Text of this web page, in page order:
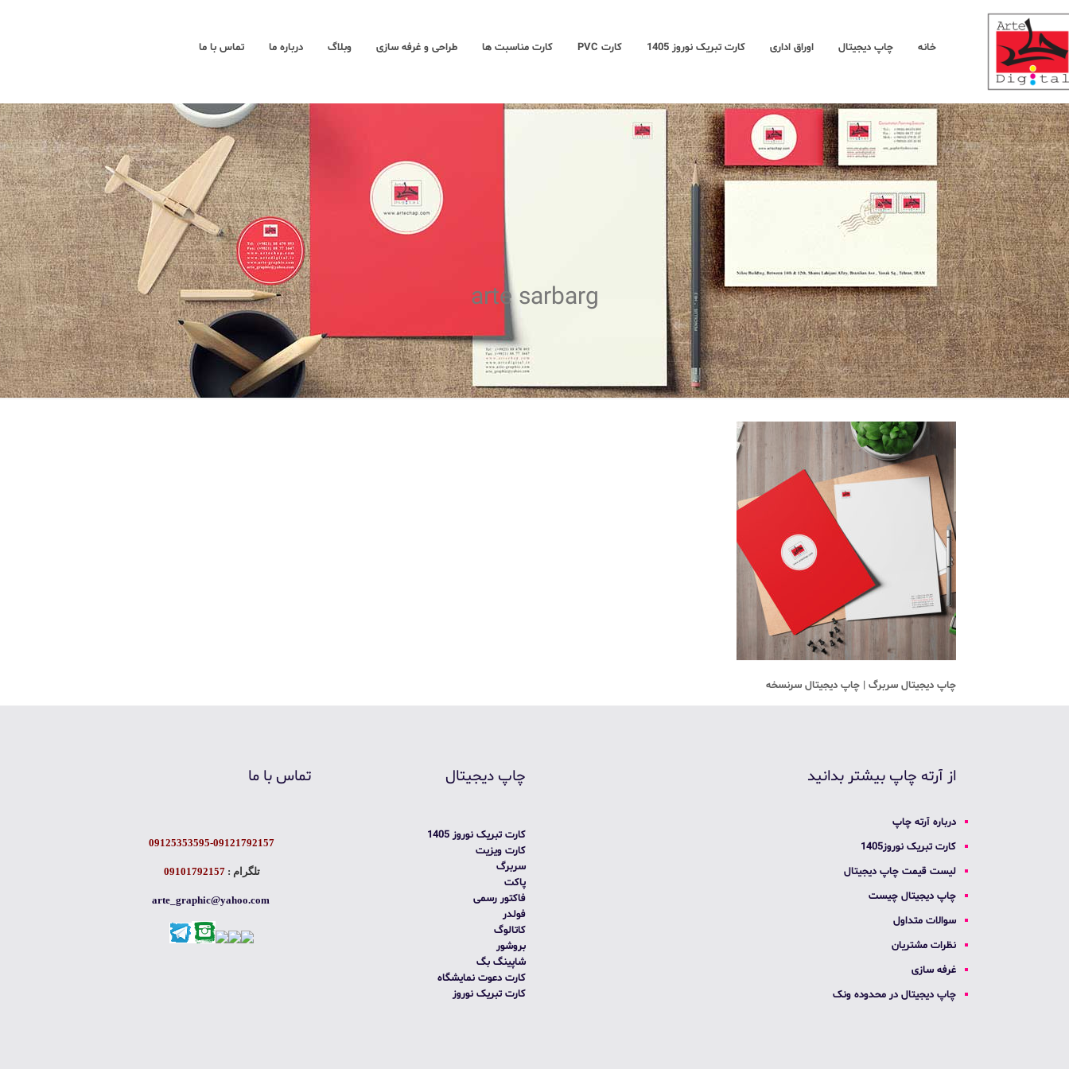
خانه چاپ دیجیتال اوراق اداری کارت تبریک نوروز 1405 کارت PVC کارت مناسبت ها طراحی و غرفه سازی وبلاگ درباره ما تماس با ما
arte sarbarg
چاپ دیجیتال سربرگ | چاپ دیجیتال سرنسخه
از آرته چاپ بیشتر بدانید
درباره آرته چاپ
کارت تبریک نوروز1405
لیست قیمت چاپ دیجیتال
چاپ دیجیتال چیست
سوالات متداول
نظرات مشتریان
غرفه سازی
چاپ دیجیتال در محدوده ونک
چاپ دیجیتال
کارت تبریک نوروز 1405
کارت ویزیت
سربرگ
پاکت
فاکتور رسمی
فولدر
کاتالوگ
بروشور
شاپینگ بگ
کارت دعوت نمایشگاه
کارت تبریک نوروز
تماس با ما
09125353595-09121792157
تلگرام :09101792157
arte_graphic@yahoo.com